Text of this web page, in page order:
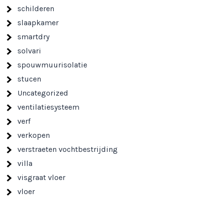
schilderen
slaapkamer
smartdry
solvari
spouwmuurisolatie
stucen
Uncategorized
ventilatiesysteem
verf
verkopen
verstraeten vochtbestrijding
villa
visgraat vloer
vloer